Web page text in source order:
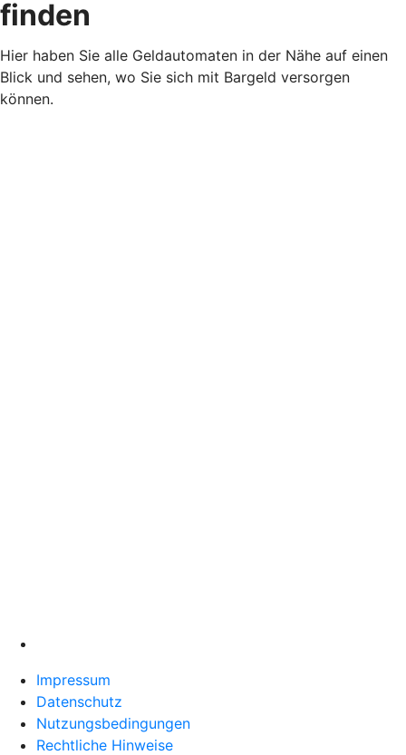
finden
Hier haben Sie alle Geldautomaten in der Nähe auf einen
Blick und sehen, wo Sie sich mit Bargeld versorgen
können.
Impressum
Datenschutz
Nutzungsbedingungen
Rechtliche Hinweise